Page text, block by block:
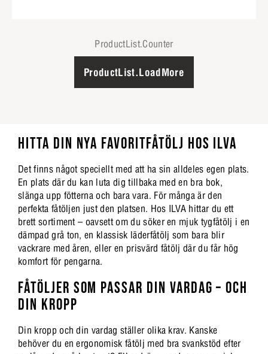
ProductList.Counter
ProductList.LoadMore
HITTA DIN NYA FAVORITFÅTÖLJ HOS ILVA
Det finns något speciellt med att ha sin alldeles egen plats.
En plats där du kan luta dig tillbaka med en bra bok,
slänga upp fötterna och bara vara. För många är den
perfekta fåtöljen just den platsen. Hos ILVA hittar du ett
brett sortiment – oavsett om du söker en mjuk tygfåtölj i en
dämpad grå ton, en klassisk läderfåtölj som bara blir
vackrare med åren, eller en prisvärd fåtölj där du får hög
komfort för pengarna.
FÅTÖLJER SOM PASSAR DIN VARDAG – OCH
DIN KROPP
Din kropp och din vardag ställer olika krav. Kanske
behöver du en ergonomisk fåtölj med bra svankstöd efter